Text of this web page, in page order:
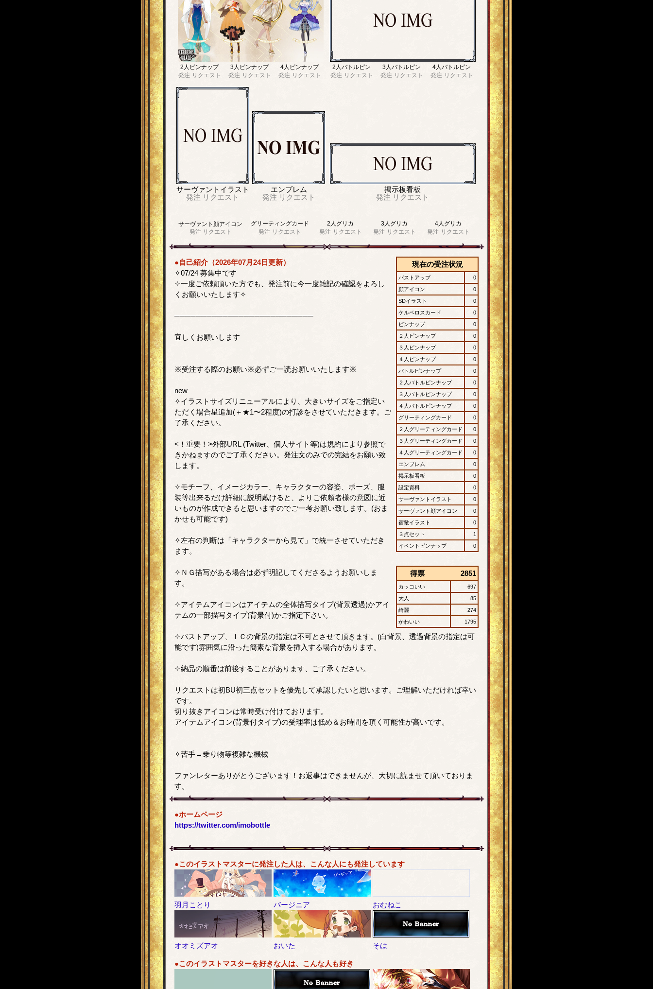
2人ピンナップ
発注 リクエスト
3人ピンナップ
発注 リクエスト
4人ピンナップ
発注 リクエスト
2人バトルピン
発注 リクエスト
3人バトルピン
発注 リクエスト
4人バトルピン
発注 リクエスト
サーヴァントイラスト
発注 リクエスト
エンブレム
発注 リクエスト
掲示板看板
発注 リクエスト
サーヴァント顔アイコン
発注 リクエスト
グリーティングカード
発注 リクエスト
2人グリカ
発注 リクエスト
3人グリカ
発注 リクエスト
4人グリカ
発注 リクエスト
現在の受注状況
バストアップ
0
顔アイコン
0
SDイラスト
0
ケルベロスカード
0
ピンナップ
0
２人ピンナップ
0
３人ピンナップ
0
４人ピンナップ
0
バトルピンナップ
0
２人バトルピンナップ
0
３人バトルピンナップ
0
４人バトルピンナップ
0
グリーティングカード
0
２人グリーティングカード
0
３人グリーティングカード
0
４人グリーティングカード
0
エンブレム
0
掲示板看板
0
設定資料
0
サーヴァントイラスト
0
サーヴァント顔アイコン
0
宿敵イラスト
0
３点セット
1
イベントピンナップ
0
得票 2851
カッコいい
697
大人
85
綺麗
274
かわいい
1795
●自己紹介（2026年07月24日更新）
✧07/24 募集中です
✧一度ご依頼頂いた方でも、発注前に今一度雑記の確認をよろし
くお願いいたします✧
──────────────────────────
宜しくお願いします
※受注する際のお願い※必ずご一読お願いいたします※
new
✧イラストサイズリニューアルにより、大きいサイズをご指定い
ただく場合星追加(＋★1〜2程度)の打診をさせていただきます。ご
了承ください。
<！重要！>外部URL (Twitter、個人サイト等)は規約により参照で
きかねますのでご了承ください。発注文のみでの完結をお願い致
します。
✧モチーフ、イメージカラー、キャラクターの容姿、ポーズ、服
装等出来るだけ詳細に説明戴けると、よりご依頼者様の意図に近
いものが作成できると思いますのでご一考お願い致します。(おま
かせも可能です)
✧左右の判断は「キャラクターから見て」で統一させていただき
ます。
✧ＮＧ描写がある場合は必ず明記してくださるようお願いしま
す。
✧アイテムアイコンはアイテムの全体描写タイプ(背景透過)かアイ
テムの一部描写タイプ(背景付)かご指定下さい。
✧バストアップ、ＩＣの背景の指定は不可とさせて頂きます。(白背景、透過背景の指定は可
能です)雰囲気に沿った簡素な背景を挿入する場合があります。
✧納品の順番は前後することがあります、ご了承ください。
リクエストは初BU初三点セットを優先して承認したいと思います。ご理解いただければ幸い
です。
切り抜きアイコンは常時受け付けております。
アイテムアイコン(背景付タイプ)の受理率は低め＆お時間を頂く可能性が高いです。
✧苦手→乗り物等複雑な機械
ファンレターありがとうございます！お返事はできませんが、大切に読ませて頂いておりま
す。
●ホームページ
https://twitter.com/imobottle
●このイラストマスターに発注した人は、こんな人にも発注しています
羽月ことり バージニア おむねこ
オオミズアオ おいた そは
●このイラストマスターを好きな人は、こんな人も好き